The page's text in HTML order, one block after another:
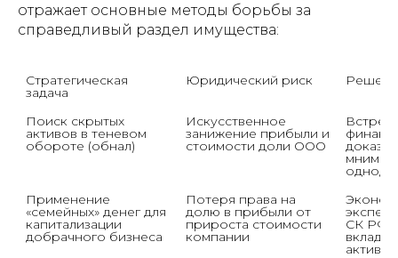
отражает основные методы борьбы за
справедливый раздел имущества:
Стратегическая
задача
Юридический риск
Поиск скрытых
активов в теневом
обороте (обнал)
Искусственное
занижение прибыли и
стоимости доли ООО
Применение
«семейных» денег для
капитализации
добрачного бизнеса
Потеря права на
долю в прибыли от
прироста стоимости
компании
СК РФ
вклада
активов